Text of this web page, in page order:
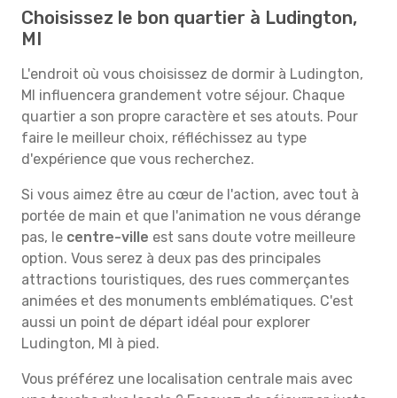
Choisissez le bon quartier à Ludington,
MI
L'endroit où vous choisissez de dormir à Ludington,
MI influencera grandement votre séjour. Chaque
quartier a son propre caractère et ses atouts. Pour
faire le meilleur choix, réfléchissez au type
d'expérience que vous recherchez.
Si vous aimez être au cœur de l'action, avec tout à
portée de main et que l'animation ne vous dérange
pas, le centre-ville est sans doute votre meilleure
option. Vous serez à deux pas des principales
attractions touristiques, des rues commerçantes
animées et des monuments emblématiques. C'est
aussi un point de départ idéal pour explorer
Ludington, MI à pied.
Vous préférez une localisation centrale mais avec